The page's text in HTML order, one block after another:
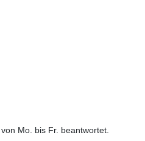
Mo. bis Fr. beantwortet.